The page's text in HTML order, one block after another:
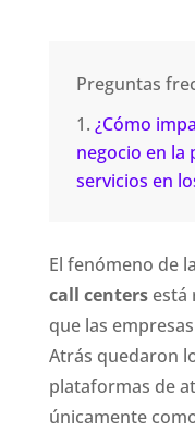
Preguntas
¿Cómo
negocio en la
servicios en
El fenómeno de la
call centersestá
que las
Atrás quedaron
plataformas de
únicamente